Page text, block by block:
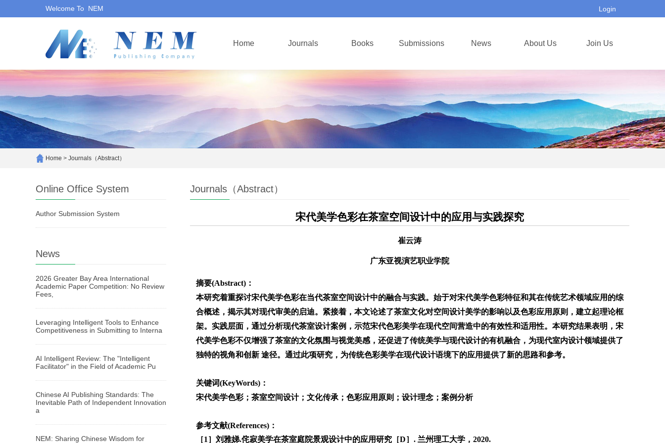
Welcome To NEM Login
Home Journals Books Submissions News About Us Join Us
Home > Journals（Abstract）
Online Office System
Author Submission System
News
2026 Greater Bay Area International
Academic Paper Competition: No Review
Fees,
Leveraging Intelligent Tools to Enhance
Competitiveness in Submitting to Interna
AI Intelligent Review: The "Intelligent
Facilitator" in the Field of Academic Pu
Chinese AI Publishing Standards: The
Inevitable Path of Independent Innovation
a
NEM: Sharing Chinese Wisdom for
Journals（Abstract）
宋代美学色彩在茶室空间设计中的应用与实践探究
崔云涛
广东亚视演艺职业学院
摘要(Abstract)：
本研究着重探讨宋代美学色彩在当代茶室空间设计中的融合与实践。始于对宋代美学色彩特征和其在传统艺术领域应用的综
合概述，揭示其对现代审美的启迪。紧接着，本文论述了茶室文化对空间设计美学的影响以及色彩应用原则，建立起理论框
架。实践层面，通过分析现代茶室设计案例，示范宋代色彩美学在现代空间营造中的有效性和适用性。本研究结果表明，宋
代美学色彩不仅增强了茶室的文化氛围与视觉美感，还促进了传统美学与现代设计的有机融合，为现代室内设计领域提供了
独特的视角和创新 途径。通过此项研究，为传统色彩美学在现代设计语境下的应用提供了新的思路和参考。
关键词(KeyWords)：
宋代美学色彩；茶室空间设计；文化传承；色彩应用原则；设计理念；案例分析
参考文献(References)：
［1］刘雅娣.侘寂美学在茶室庭院景观设计中的应用研究［D］. 兰州理工大学，2020.